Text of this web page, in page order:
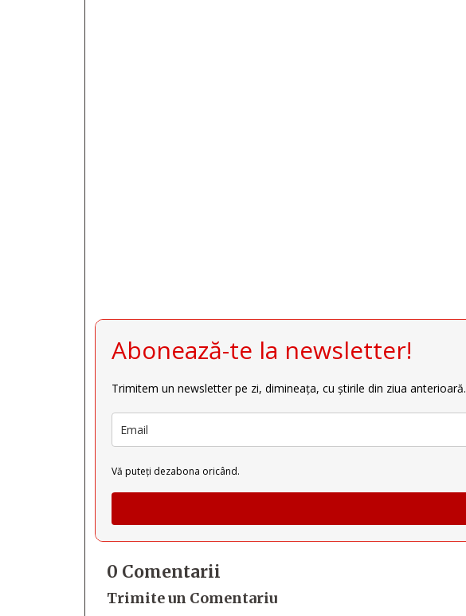
Abonează-te la newsletter!
Trimitem un newsletter pe zi, dimineața, cu știrile din ziua anterioară.
Vă puteți dezabona oricând.
0 Comentarii
Trimite un Comentariu